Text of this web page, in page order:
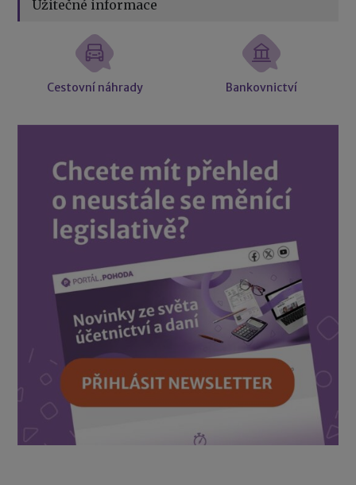
Užitečné informace
Cestovní náhrady Bankovnictví